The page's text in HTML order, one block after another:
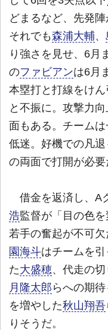
どまるなど、先発
それでも森浦大輔、
り強さを見せ、6月
のファビアンは6月
本塁打と打線をけ
と不振に。攻撃力
面もある。チーム
低迷。好機での凡
の両面で打開が必要
借金を返済し、A
浩監督が「目の色
若手の奮起が不可
園海斗はチームを
た大盛穂、代走の
月隆太郎 らへの期
を増やした秋山翔吾
りそうだ。